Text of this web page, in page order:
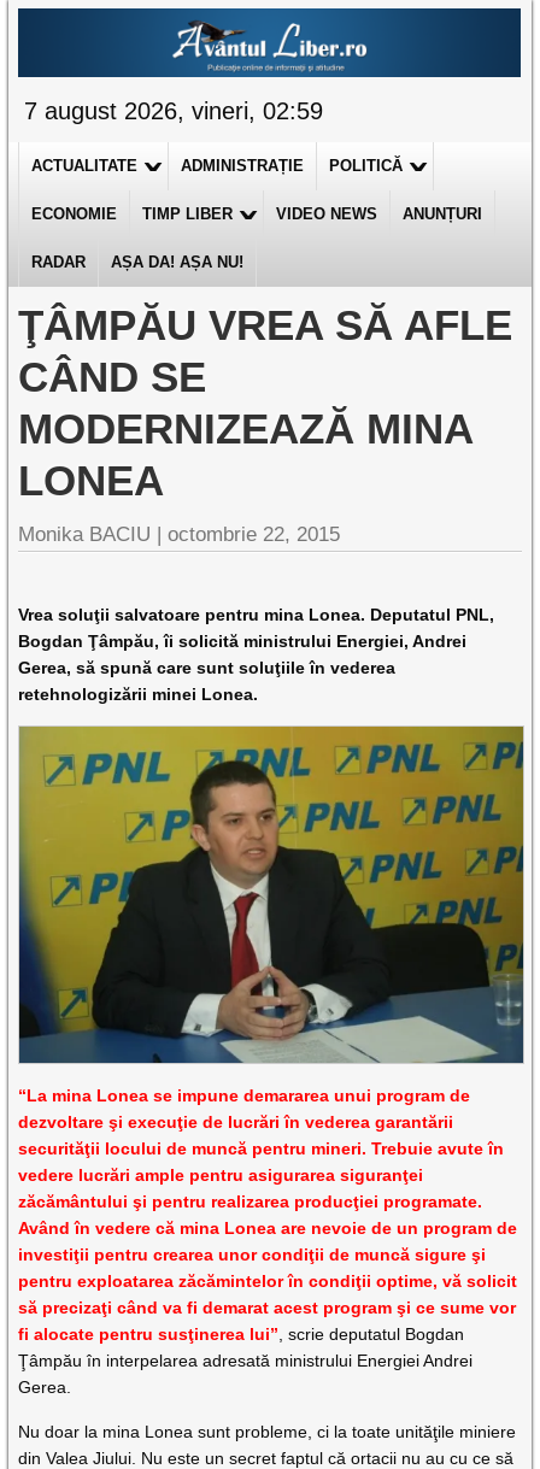
7 august 2026, vineri, 02:59
ACTUALITATE ADMINISTRAȚIE POLITICĂ
ECONOMIE TIMP LIBER VIDEO NEWS ANUNȚURI
RADAR AȘA DA! AȘA NU!
ŢÂMPĂU VREA SĂ AFLE
CÂND SE
MODERNIZEAZĂ MINA
LONEA
Monika BACIU |octombrie 22, 2015
Vrea soluţii salvatoare pentru mina Lonea. Deputatul PNL,
Bogdan Ţâmpău, îi solicită ministrului Energiei, Andrei
Gerea, să spună care sunt soluţiile în vederea
retehnologizării minei Lonea.
“La mina Lonea se impune demararea unui program de
dezvoltare şi execuţie de lucrări în vederea garantării
securităţii locului de muncă pentru mineri. Trebuie avute în
vedere lucrări ample pentru asigurarea siguranţei
zăcământului şi pentru realizarea producţiei programate.
Având în vedere că mina Lonea are nevoie de un program de
investiţii pentru crearea unor condiţii de muncă sigure şi
pentru exploatarea zăcămintelor în condiţii optime, vă solicit
să precizaţi când va fi demarat acest program şi ce sume vor
fi alocate pentru susţinerea lui” , scrie deputatul Bogdan
Ţâmpău în interpelarea adresată ministrului Energiei Andrei
Gerea.
Nu doar la mina Lonea sunt probleme, ci la toate unităţile miniere
din Valea Jiului. Nu este un secret faptul că ortacii nu au cu ce să